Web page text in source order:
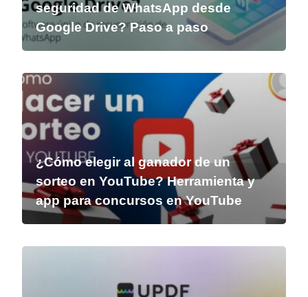
seguridad de WhatsApp desde
Google Drive? Paso a paso
¿Cómo elegir al ganador de un
sorteo en YouTube? Herramienta y
app para concursos en YouTube